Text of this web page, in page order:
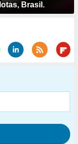
Brasil.